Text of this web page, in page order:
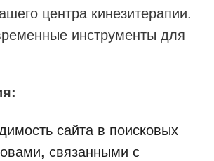
центра кинезитерапии.
инструменты для
сайта в поисковых
связанными с